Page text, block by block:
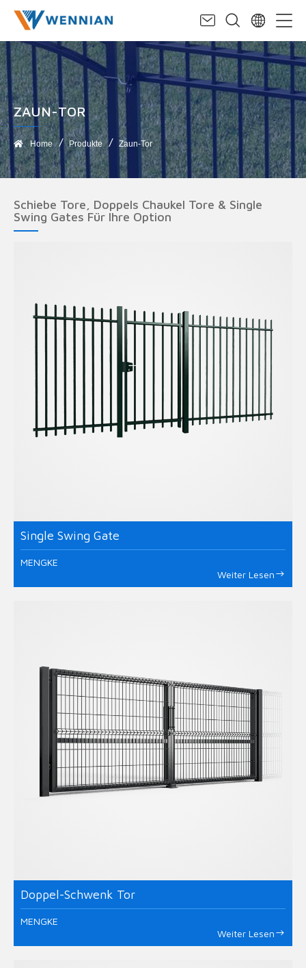
ZAUN-TOR
Home Produkte Zaun-Tor
Schiebe Tore, Doppels Chaukel Tore & Single
Swing Gates Für Ihre Option
Single Swing Gate
MENGKE
Weiter Lesen
Doppel-Schwenk Tor
MENGKE
Weiter Lesen